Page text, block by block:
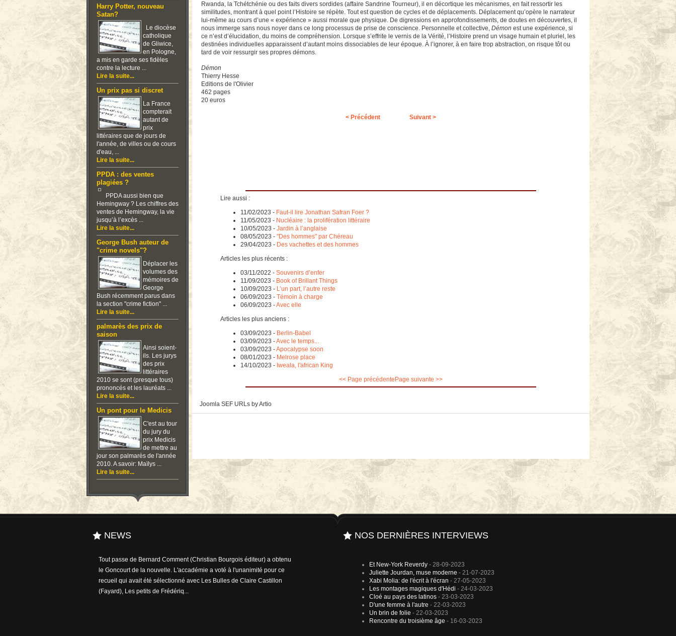
Harry Potter, nouveau
Satan?
Le diocèse
catholique
de Gliwice,
en Pologne,
a mis en garde ses fidèles
contre la lecture ...
Lire la suite...
Un prix pas si discret
La France
compterait
autant de
prix
littéraires que de jours de
l'année, de villes ou de cours
d'eau, ...
Lire la suite...
PPDA : des ventes
plagiées ?
PPDA aussi bien que
Hemingway ? Les chiffres des
ventes de Hemingway, la vie
jusqu’à l’excès ...
Lire la suite...
George Bush auteur de
"crime novels"?
Déplacer les
volumes des
mémoires de
George
Bush récemment parus dans
la section "crime fiction" ...
Lire la suite...
palmarès des prix de
saison
Ainsi soient-
ils. Les jurys
des prix
littéraires
2010 se sont (presque tous)
prononcés et les lauréats ...
Lire la suite...
Un pont pour le Medicis
C'est au tour
du jury du
prix Medicis
de mettre au
jour son palmarès de l'année
2010. A savoir: Maïlys ...
Lire la suite...
Rwanda, la Tchétchénie ou des faits divers sordides (affaire Sandrine Tourneur), il en décortique les mécanismes, en fait ressortir les
similitudes, montrant à quel point l’Histoire se répète. Tout est question de cycles et de déplacements. Déplacement qu’opère le narrateur
lui-même au cours d’une « expérience » aussi morale que physique. De digressions en approfondissements, de doutes en découvertes, il
nous immerge sans nous noyer dans ce long processus de prise de conscience. Personnelle et collective, Démon est une expérience, si
ce n’est d’élucidation, du moins de compréhension. Lorsque s’effrite le vernis de la Vérité, l’Histoire prend un visage humain et pluriel, les
destinées individuelles apparaissent d’autant moins dissociables de leur époque. À l’ignorer, à en faire trop abstraction, on risque tôt ou
tard de voir ressurgir ses propres démons.
Démon
Thierry Hesse
Editions de l'Olivier
462 pages
20 euros
< Précédent Suivant >
Lire aussi :
11/02/2023 - Faut-il lire Jonathan Safran Foer ?
11/05/2023 - Nucléaire : la prolifération littéraire
10/05/2023 - Jardin à l’anglaise
08/05/2023 - "Des hommes" par Chéreau
29/04/2023 - Des vachettes et des hommes
Articles les plus récents :
03/11/2022 - Souvenirs d’enfer
11/09/2023 - Book of Brillant Things
10/09/2023 - L’un part, l’autre reste
06/09/2023 - Témoin à charge
06/09/2023 -Avec elle
Articles les plus anciens :
03/09/2023 - Berlin-Babel
03/09/2023 -Avec le temps...
03/09/2023 -Apocalypse soon
08/01/2023 - Melrose place
14/10/2023 - Iweala, l'african King
<< Page précédente Page suivante >>
Joomla SEF URLs by Artio
NEWS
Tout passe de Bernard Comment (Christian Bourgois éditeur) a obtenu
le Goncourt de la nouvelle. L'accadémie a voté à l'unanimité pour ce
recueil qui avait été sélectionné avec Les Bulles de Claire Castillon
(Fayard), Les petits de Frédériq...
A l'heure où le débat sur le numérique envahit et affole le milieu de
l'édition, le bibiophile - entre autres - Karl Lagerfeld (il dit détenir plus
de 300.000 ouvrages dans sa bibliothèque personnelle) a trouvé la
remède pour réconforter t...
NOS DERNIÈRES INTERVIEWS
Et New-York Reverdy - 28-09-2023
Juliette Jourdan, muse moderne - 21-07-2023
Xabi Molia: de l'écrit à l'écran - 27-05-2023
Les montages magiques d'Hédi - 24-03-2023
Cloé au pays des latinos - 23-03-2023
D'une femme à l'autre - 22-03-2023
Un brin de folie - 22-03-2023
Rencontre du troisième âge - 16-03-2023